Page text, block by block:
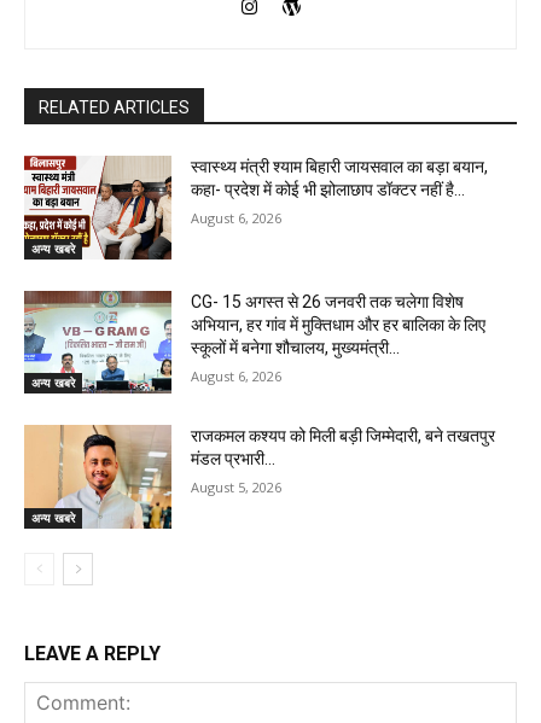
RELATED ARTICLES
अन्य खबरे
स्वास्थ्य मंत्री श्याम बिहारी जायसवाल का बड़ा बयान,
कहा- प्रदेश में कोई भी झोलाछाप डॉक्टर नहीं है…
August 6, 2026
अन्य खबरे
CG- 15 अगस्त से 26 जनवरी तक चलेगा विशेष
अभियान, हर गांव में मुक्तिधाम और हर बालिका के लिए
स्कूलों में बनेगा शौचालय, मुख्यमंत्री...
August 6, 2026
अन्य खबरे
राजकमल कश्यप को मिली बड़ी जिम्मेदारी, बने तखतपुर
मंडल प्रभारी…
August 5, 2026
LEAVE A REPLY